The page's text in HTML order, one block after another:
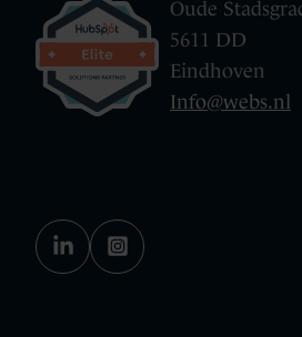
Oude
5611 DD
Eindhoven
Info@webs.nl